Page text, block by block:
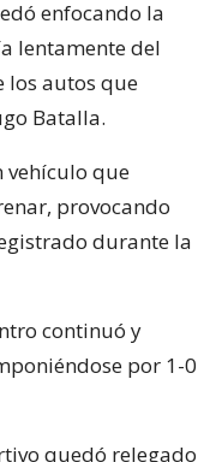
enfocando la
lentamente del
los autos que
Batalla.
vehículo que
provocando
durante la
continuó y
por 1-0
quedó relegado